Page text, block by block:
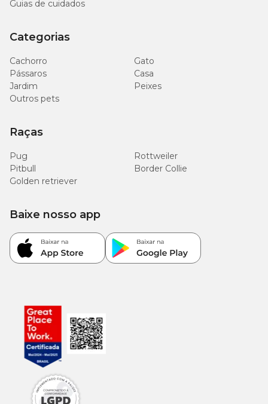
Guias de cuidados
Categorias
Cachorro
Gato
Pássaros
Casa
Jardim
Peixes
Outros pets
Raças
Pug
Rottweiler
Pitbull
Border Collie
Golden retriever
Baixe nosso app